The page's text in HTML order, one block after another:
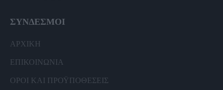
ΣΥΝΔΕΣΜΟΙ
ΑΡΧΙΚΗ
ΕΠΙΚΟΙΝΩΝΙΑ
ΟΡΟΙ ΚΑΙ ΠΡΟΫΠΟΘΕΣΕΙΣ